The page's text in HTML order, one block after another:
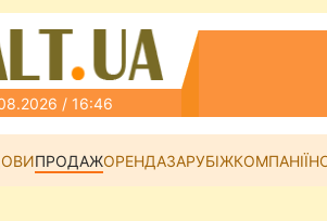
/ 16:46
ПРОДАЖОРЕНДАЗАРУБІЖКОМПАНІЇ